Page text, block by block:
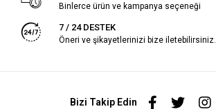
Binlerce ürün ve kampanya seçeneği
7 / 24 DESTEK
Öneri ve şikayetlerinizi bize iletebilirsiniz.
Bizi Takip Edin